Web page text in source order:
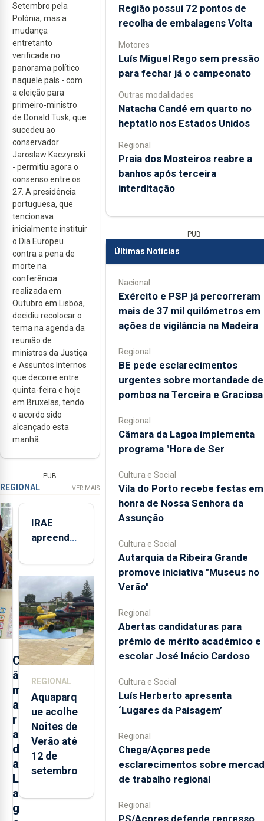
Setembro pela
Polónia, mas a
mudança
entretanto
verificada no
panorama político
naquele país - com
a eleição para
primeiro-ministro
de Donald Tusk, que
sucedeu ao
conservador
Jaroslaw Kaczynski
- permitiu agora o
consenso entre os
27. A presidência
portuguesa, que
tencionava
inicialmente instituir
o Dia Europeu
contra a pena de
morte na
conferência
realizada em
Outubro em Lisboa,
decidiu recolocar o
tema na agenda da
reunião de
ministros da Justiça
e Assuntos Internos
que decorre entre
quinta-feira e hoje
em Bruxelas, tendo
o acordo sido
alcançado esta
manhã.
PUB
REGIONAL VER MAIS
C
â
m
a
r
a
d
a
L
a
g
IRAE
apreendeu
toneladas
de
alimentos
entre
2021 e
2025 nos
Açores
REGIONAL
Aquaparq
ue acolhe
Noites de
Verão até
12 de
setembro
Região possui 72 pontos de
recolha de embalagens Volta
Motores
Luís Miguel Rego sem pressão
para fechar já o campeonato
Outras modalidades
Natacha Candé em quarto no
heptatlo nos Estados Unidos
Regional
Praia dos Mosteiros reabre a
banhos após terceira
interditação
PUB
Últimas Notícias
Nacional
Exército e PSP já percorreram
mais de 37 mil quilómetros em
ações de vigilância na Madeira
Regional
BE pede esclarecimentos
urgentes sobre mortandade de
pombos na Terceira e Graciosa
Regional
Câmara da Lagoa implementa
programa "Hora de Ser
Cultura e Social
Vila do Porto recebe festas em
honra de Nossa Senhora da
Assunção
Cultura e Social
Autarquia da Ribeira Grande
promove iniciativa "Museus no
Verão"
Regional
Abertas candidaturas para
prémio de mérito académico e
escolar José Inácio Cardoso
Cultura e Social
Luís Herberto apresenta
‘Lugares da Paisagem’
Regional
Chega/Açores pede
esclarecimentos sobre
de trabalho regional
Regional
PS/Açores defende regresso